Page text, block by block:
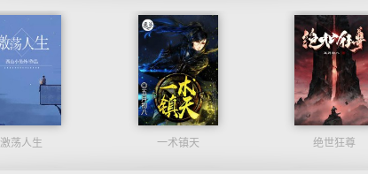
激荡人生 一术镇天 绝世狂尊